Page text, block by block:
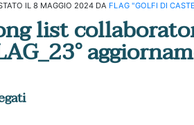
list
IL 8 MAGGIO 2024 DA FLAG "GOLFI DI